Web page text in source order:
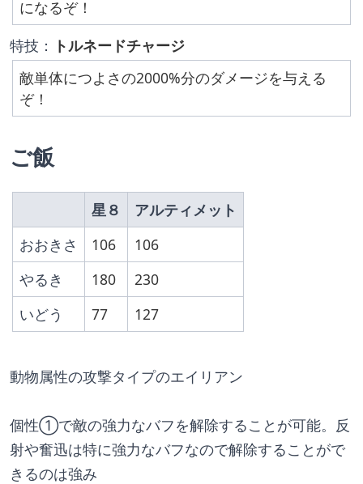
になるぞ！
特技： トルネードチャージ
敵単体につよさの2000%分のダメージを与える
ぞ！
ご飯
星８
アルティメット
おおきさ
106
106
やるき
180
230
いどう
77 127
動物属性の攻撃タイプのエイリアン
個性①で敵の強力なバフを解除することが可能。反
射や奮迅は特に強力なバフなので解除することがで
きるのは強み